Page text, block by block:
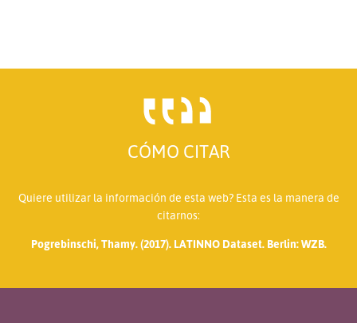
CÓMO CITAR
Quiere utilizar la información de esta web? Esta es la manera de
citarnos:
Pogrebinschi, Thamy. (2017). LATINNO Dataset. Berlin: WZB.